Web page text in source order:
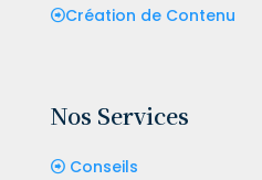
Création de Contenu
Nos Services
Conseils